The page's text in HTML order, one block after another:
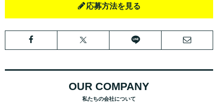
応募方法を見る
OUR COMPANY
私たちの会社について